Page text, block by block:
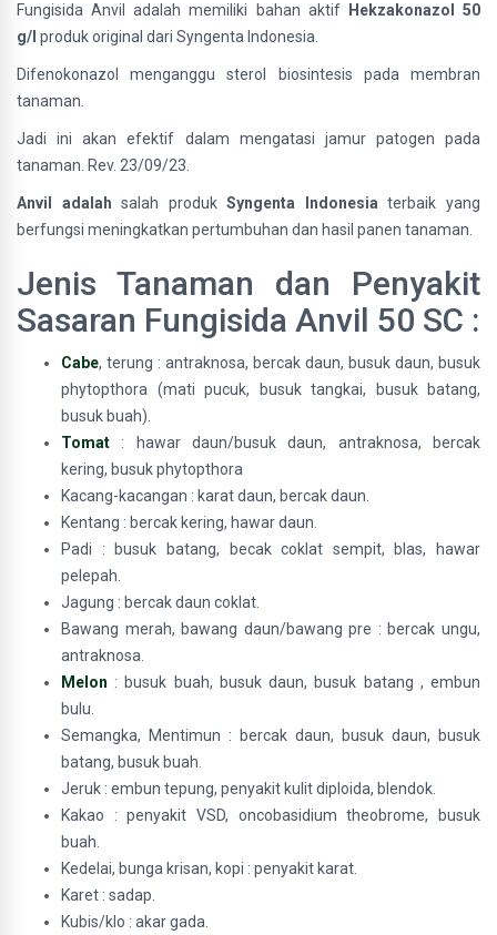
Fungisida Anvil adalah memiliki bahan aktif
Hekzakonazol 50
g/l produk original dari Syngenta Indonesia.
Difenokonazol menganggu sterol biosintesis pada membran
tanaman.
Jadi ini akan efektif dalam mengatasi jamur patogen pada
tanaman. Rev. 23/09/23.
Anvil adalah salah produkSyngenta Indonesia terbaik yang
berfungsi meningkatkan pertumbuhan dan hasil panen tanaman.
Jenis Tanaman dan Penyakit
Sasaran Fungisida Anvil 50 SC :
Cabe, terung : antraknosa, bercak daun, busuk daun, busuk
phytopthora (mati pucuk, busuk tangkai, busuk batang,
busuk buah).
Tomat : hawar daun/busuk daun, antraknosa, bercak
kering, busuk phytopthora
Kacang-kacangan : karat daun, bercak daun.
Kentang : bercak kering, hawar daun.
Padi : busuk batang, becak coklat sempit, blas, hawar
pelepah.
Jagung : bercak daun coklat.
Bawang merah, bawang daun/bawang pre : bercak ungu,
antraknosa.
Melon : busuk buah, busuk daun, busuk batang , embun
bulu.
Semangka, Mentimun : bercak daun, busuk daun, busuk
batang, busuk buah.
Jeruk : embun tepung, penyakit kulit diploida, blendok.
Kakao : penyakit VSD, oncobasidium theobrome, busuk
buah.
Kedelai, bunga krisan, kopi : penyakit karat.
Karet : sadap.
Kubis/klo : akar gada.